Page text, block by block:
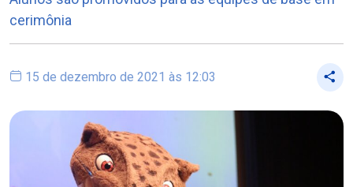
cerimônia
15 de dezembro de 2021 às 12:03